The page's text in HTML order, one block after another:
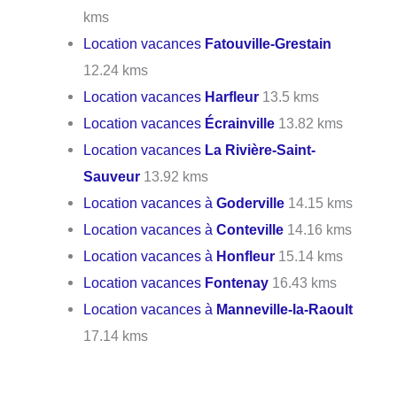
kms
Location vacances Fatouville-Grestain
12.24 kms
Location vacances Harfleur 13.5 kms
Location vacances Écrainville 13.82 kms
Location vacances La Rivière-Saint-
Sauveur 13.92 kms
Location vacances àGoderville 14.15 kms
Location vacances àConteville 14.16 kms
Location vacances à Honfleur 15.14 kms
Location vacances Fontenay 16.43 kms
Location vacances à Manneville-la-Raoult
17.14 kms